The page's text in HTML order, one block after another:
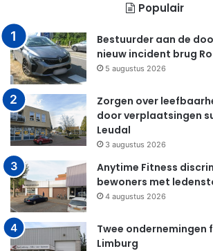
Populair
Bestuurder aan de
nieuw incident brug
5 augustus 2026
Zorgen over
door verplaatsingen
Leudal
3 augustus 2026
Anytime Fitness
bewoners met
4 augustus 2026
Twee ondernemingen
Limburg